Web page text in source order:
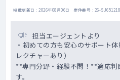
掲載更新日 : 2026年08月06日 案件番号 : 26-SJ651218
担当エージェントより
・初めての方も安心のサポート
レクチャーあり）
**専門分野・経験不問！**適応判
す。